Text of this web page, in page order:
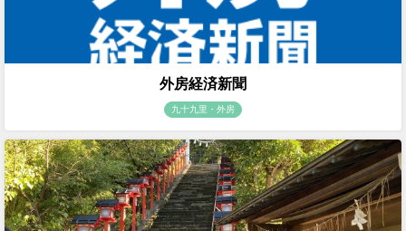
外房経済新聞
九十九里・外房